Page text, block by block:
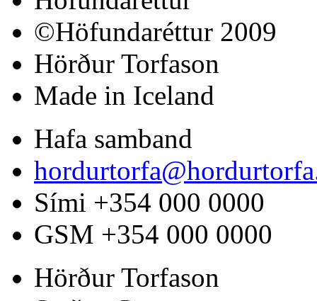
©Höfundaréttur 2009
Hörður Torfason
Made in Iceland
Hafa samband
Sími +354 000 0000
GSM +354 000 0000
Hörður Torfason